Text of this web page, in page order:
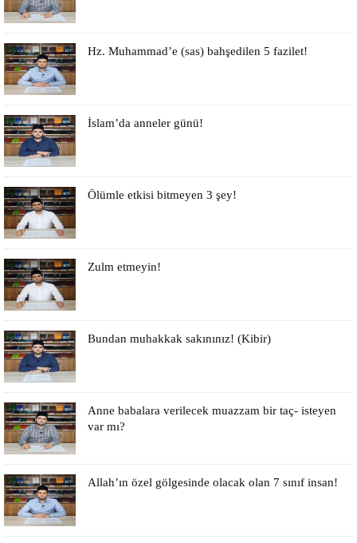
Hz. Muhammad’e (sas) bahşedilen 5 fazilet!
İslam’da anneler günü!
Ölümle etkisi bitmeyen 3 şey!
Zulm etmeyin!
Bundan muhakkak sakınınız! (Kibir)
Anne babalara verilecek muazzam bir taç- isteyen
var mı?
Allah’ın özel gölgesinde olacak olan 7 sınıf insan!